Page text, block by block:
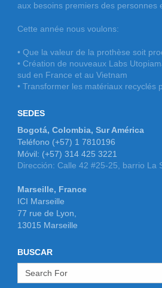
aux besoins premiers des personnes
Cette année nous voulons:
• Que la valeur de la prothèse soit
• Création de nouveaux Labs
sud en France et au Vietnam
• Transformer les matériaux recyclés
SEDES
Bogotá, Colombia, Sur América
Teléfono (+57) 1 7810196
Móvil: (+57) 314 425 3221
Dirección: Calle 42 #25-25, barrio La
Marseille, France
ICI Marseille
77 rue de Lyon,
13015 Marseille
BUSCAR